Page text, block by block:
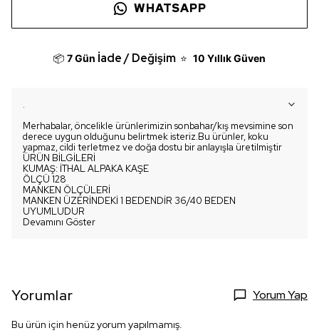
WHATSAPP
📦 7 Gün İade / Değişim ⭐ 10 Yıllık Güven
.
Merhabalar, öncelikle ürünlerimizin sonbahar/kış mevsimine son
derece uygun olduğunu belirtmek isteriz.Bu ürünler, koku
yapmaz, cildi terletmez ve doğa dostu bir anlayışla üretilmiştir
ÜRÜN BİLGİLERİ
KUMAŞ: İTHAL ALPAKA KAŞE
ÖLÇÜ 128
MANKEN ÖLÇÜLERİ
MANKEN ÜZERİNDEKİ 1 BEDENDİR 36/40 BEDEN
UYUMLUDUR
Devamını Göster
Yorumlar Yorum Yap
Bu ürün için henüz yorum yapılmamış.